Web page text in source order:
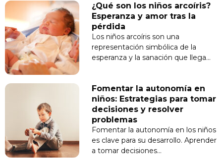
¿Qué son los niños arcoíris?
Esperanza y amor tras la
pérdida
Los niños arcoíris son una
representación simbólica de la
esperanza y la sanación que llega…
Fomentar la autonomía en
niños: Estrategias para tomar
decisiones y resolver
problemas
Fomentar la autonomía en los niños
es clave para su desarrollo. Aprender
a tomar decisiones…